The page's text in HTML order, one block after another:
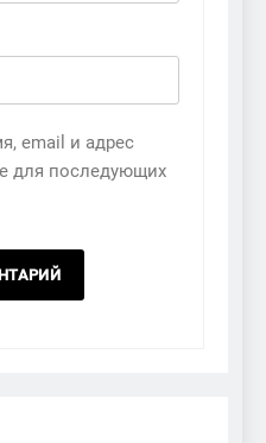
email и адрес
для последующих